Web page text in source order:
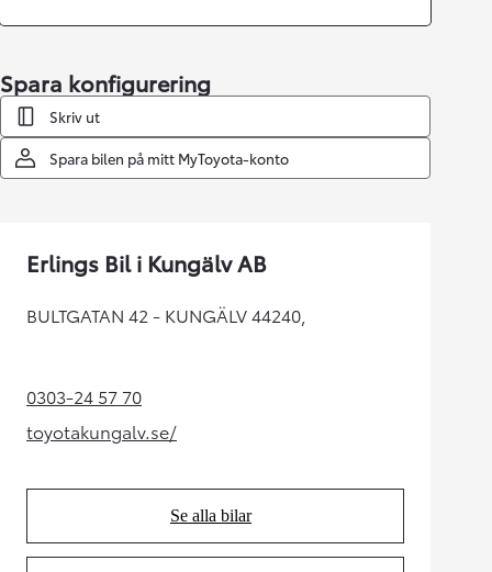
Spara konfigurering
Skriv ut
Spara bilen på mitt MyToyota-konto
Erlings Bil i Kungälv AB
BULTGATAN 42 - KUNGÄLV 44240,
0303-24 57 70(Opens in new tab)
toyotakungalv.se/
(Opens in new tab)
Se alla bilar
(Opens in new tab)